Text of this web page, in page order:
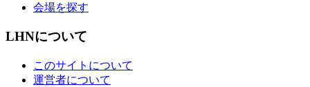
会場を探す
LHNについて
このサイトについて
運営者について